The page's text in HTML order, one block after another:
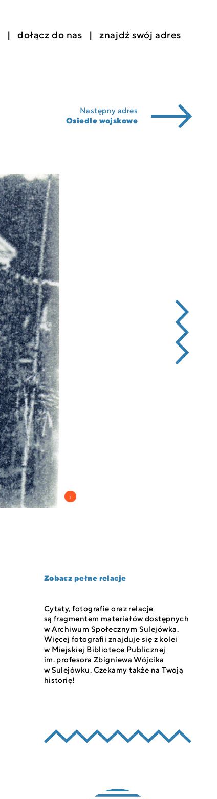
dołącz do nas znajdź swój adres
Następny adres
Osiedle wojskowe
Zobacz pełne relacje
Cytaty, fotografie oraz relacje
są fragmentem materiałów dostępnych
w Archiwum Społecznym Sulejówka.
Więcej fotografii znajduje się z kolei
w Miejskiej Bibliotece Publicznej
im. profesora Zbigniewa Wójcika
w Sulejówku. Czekamy także na Twoją
historię!